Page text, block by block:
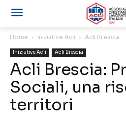
Home Iniziative Acli Acli Brescia
Iniziative Acli Acli Brescia
Acli Brescia:
Sociali, una
territori